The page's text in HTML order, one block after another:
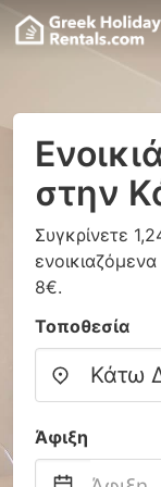
στην
Συγκρίνετε
8€.
Τοποθεσία
Άφιξη